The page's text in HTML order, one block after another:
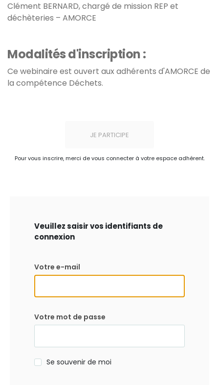
Clément BERNARD, chargé de mission REP et
déchèteries – AMORCE
Modalités d'inscription :
Ce webinaire est ouvert aux adhérents d'AMORCE de
la compétence Déchets.
JE PARTICIPE
Pour vous inscrire, merci de vous connecter à votre espace adhérent.
Veuillez saisir vos identifiants de
connexion
Votre e-mail
Votre mot de passe
Se souvenir de moi